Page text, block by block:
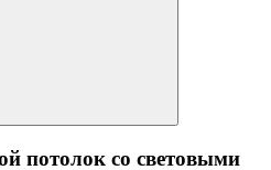
потолок со световыми